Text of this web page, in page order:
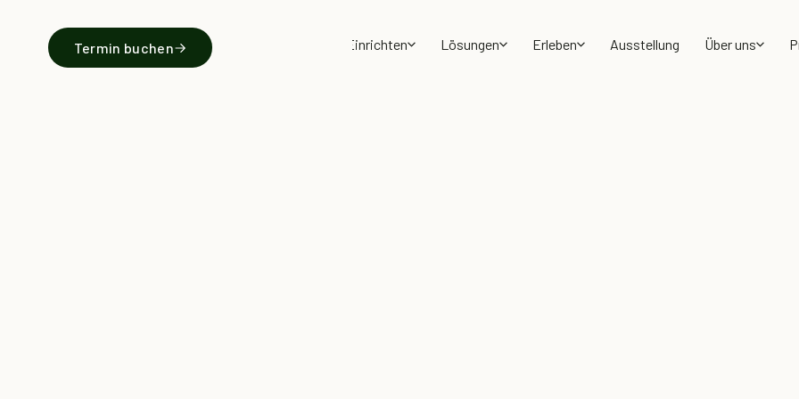
Küchen & Einrichten Lösungen Erleben Ausstellung Über uns
Termin buchen